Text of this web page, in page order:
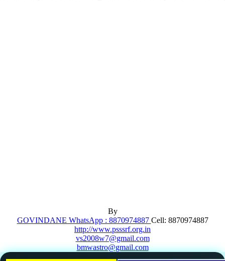
By
GOVINDANE WhatsApp : 8870974887 Cell: 8870974887
http://www.psssrf.org.in
vs2008w7@gmail.com
bmwastro@gmail.com